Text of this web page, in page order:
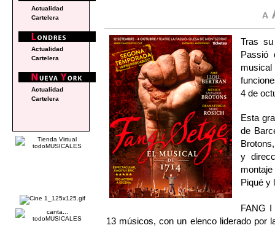
Tras
Passió
4 de
Esta
de
y
Piqué y
FANG
13 músicos, con un elenco liderado por
Actualidad
Cartelera
Actualidad
Cartelera
Actualidad
Cartelera